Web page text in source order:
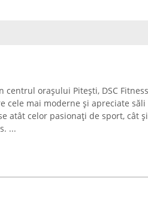
centrul orașului Pitești, DSC
cele mai moderne și apreciate
atât celor pasionați de sport, cât
...